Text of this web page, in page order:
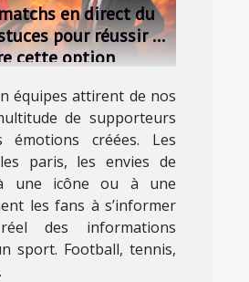
en direct du
pour réussir à
cette option
équipes attirent de nos
de supporteurs
créées. Les
paris, les envies de
à une icône ou à une
les fans à s’informer
des informations
sport. Football, tennis,